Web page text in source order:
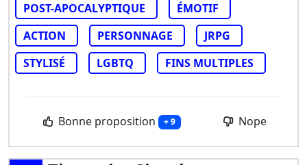
POST-APOCALYPTIQUE
ÉMOTIF
ACTION
PERSONNAGE
JRPG
STYLISÉ
LGBTQ FINS MULTIPLES
Bonne proposition + 9 Nope